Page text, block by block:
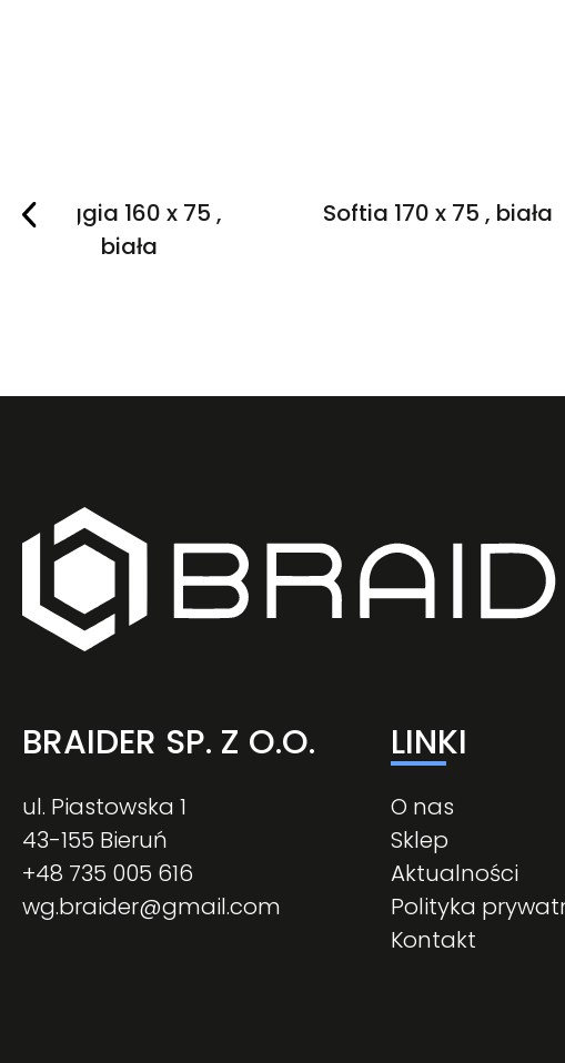
Vaggia 160 x 75 ,
biała
Softia 170 x 75 , biała
BRAIDER SP. Z O.O.
ul. Piastowska 1
43-155 Bieruń
+48 735 005 616
wg.braider@gmail.com
LINKI
O nas
Sklep
Aktualności
Polityka
Kontakt